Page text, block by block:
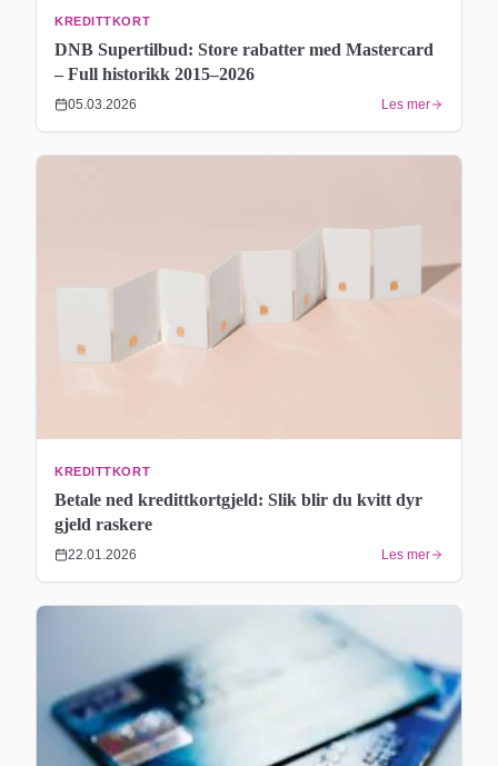
KREDITTKORT
DNB Supertilbud: Store rabatter med Mastercard
– Full historikk 2015–2026
05.03.2026 Les mer
KREDITTKORT
Betale ned kredittkortgjeld: Slik blir du kvitt dyr
gjeld raskere
22.01.2026 Les mer